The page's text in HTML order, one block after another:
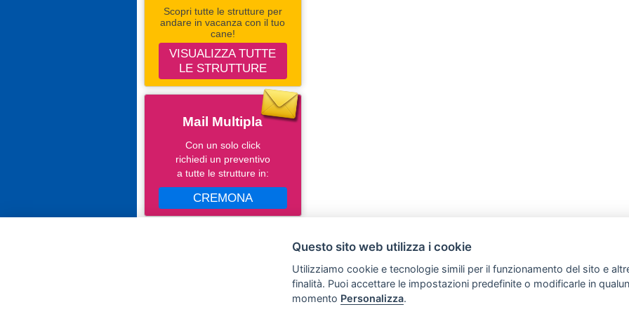
Scopri tutte le strutture per
andare in vacanza con il tuo
cane!
VISUALIZZA TUTTE
LE STRUTTURE
Mail Multipla
Con un solo click
richiedi un preventivo
a tutte le strutture in:
CREMONA
SVILUPPO TURISMO ITALIA S.r.L. unipersonale
Questo sito web utilizza i cookie
Utilizziamo cookie e tecnologie simili per il funzionamento del sito e
finalità. Puoi accettare le impostazioni predefinite o modificarle in
momento Personalizza.